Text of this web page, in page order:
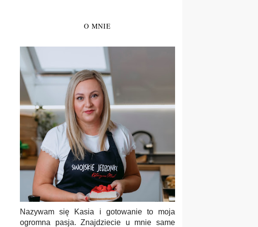
O MNIE
Nazywam się Kasia i gotowanie to moja
ogromna pasja. Znajdziecie u mnie same